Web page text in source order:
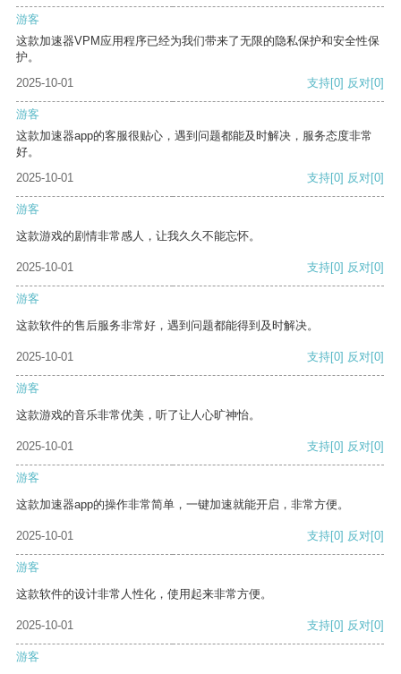
游客
这款加速器VPM应用程序已经为我们带来了无限的隐私保护和安全性保
护。
2025-10-01
支持[0] 反对[0]
游客
这款加速器app的客服很贴心，遇到问题都能及时解决，服务态度非常
好。
2025-10-01
支持[0] 反对[0]
游客
这款游戏的剧情非常感人，让我久久不能忘怀。
2025-10-01 支持[0] 反对[0]
游客
这款软件的售后服务非常好，遇到问题都能得到及时解决。
2025-10-01 支持[0] 反对[0]
游客
这款游戏的音乐非常优美，听了让人心旷神怡。
2025-10-01 支持[0] 反对[0]
游客
这款加速器app的操作非常简单，一键加速就能开启，非常方便。
2025-10-01 支持[0] 反对[0]
游客
这款软件的设计非常人性化，使用起来非常方便。
2025-10-01 支持[0] 反对[0]
游客